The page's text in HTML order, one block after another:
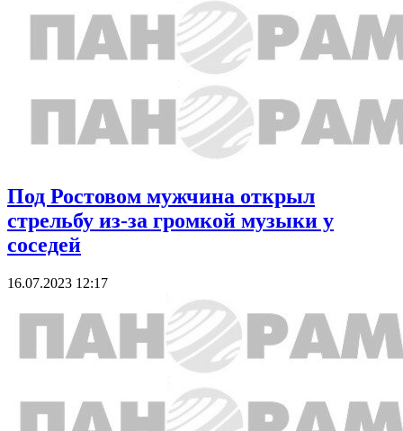
Под Ростовом мужчина открыл
стрельбу из-за громкой музыки у
соседей
16.07.2023 12:17